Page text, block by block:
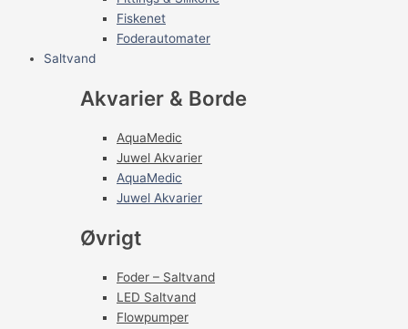
Fiskenet
Foderautomater
Saltvand
Akvarier & Borde
AquaMedic
Juwel Akvarier
AquaMedic
Juwel Akvarier
Øvrigt
Foder – Saltvand
LED Saltvand
Flowpumper